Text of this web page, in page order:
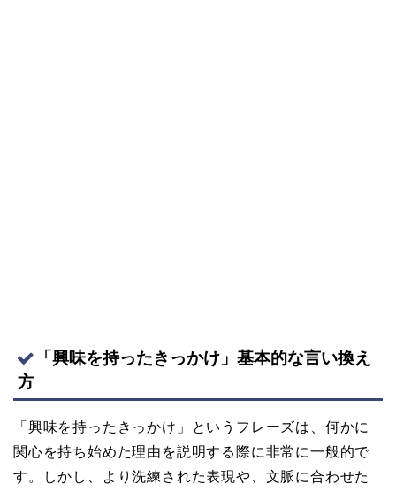
「興味を持ったきっかけ」基本的な言い換え
方
「興味を持ったきっかけ」というフレーズは、何かに
関心を持ち始めた理由を説明する際に非常に一般的で
す。しかし、より洗練された表現や、文脈に合わせた